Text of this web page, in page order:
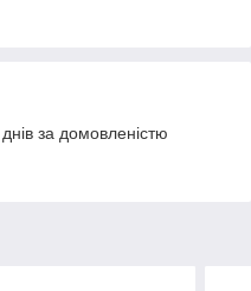
за домовленістю